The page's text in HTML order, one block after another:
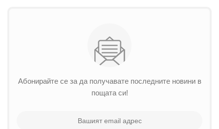
Абонирайте се за да получавате последните новини в
пощата си!